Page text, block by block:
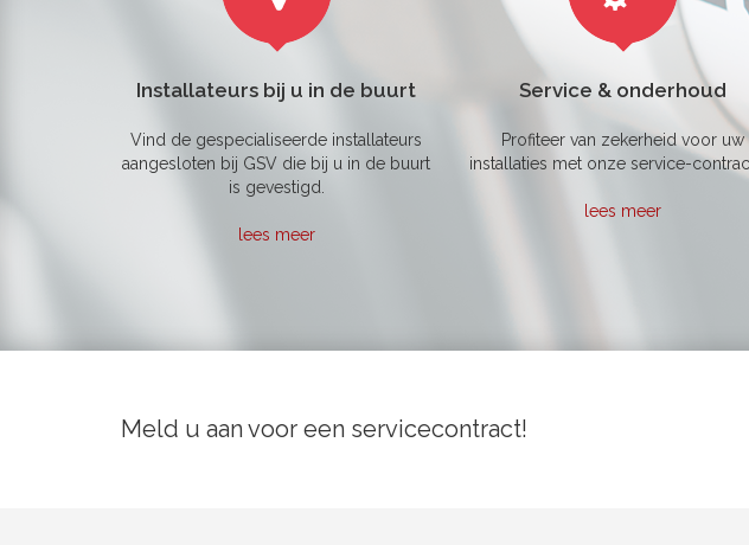
Installateurs bij u in de buurt
Vind de gespecialiseerde installateurs
aangesloten bij GSV die bij u in de buurt
is gevestigd.
lees meer
Service & onderhoud
Profiteer van zekerheid voor uw
installaties met onze service-
lees meer
Meld u aan voor een servicecontract!